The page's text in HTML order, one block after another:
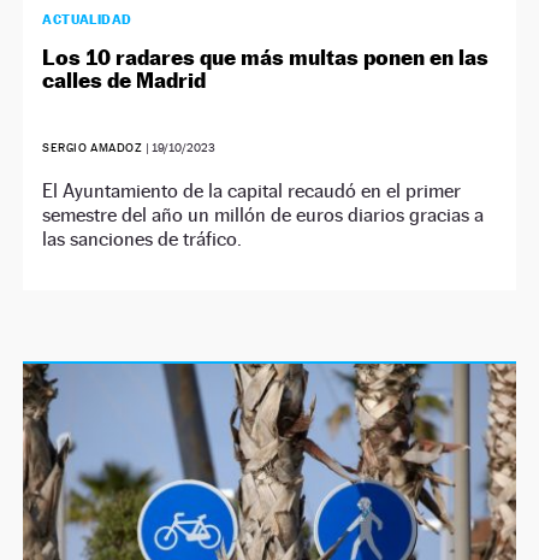
ACTUALIDAD
Los 10 radares que más multas ponen en las
calles de Madrid
SERGIO AMADOZ | 19/10/2023
El Ayuntamiento de la capital recaudó en el primer
semestre del año un millón de euros diarios gracias a
las sanciones de tráfico.